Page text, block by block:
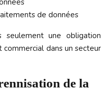
de données
seulement une obligation
dans un secteur
de la